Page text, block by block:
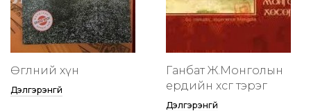
Өглөөний хүн
Дэлгэрэнгүй
Ганбат Ж.Монголын
ердийн хөсөг тэрэг
Дэлгэрэнгүй